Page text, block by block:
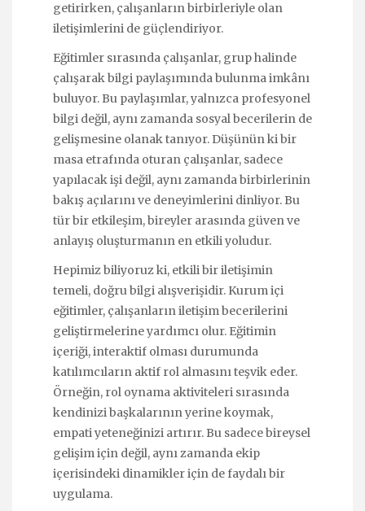
getirirken, çalışanların birbirleriyle olan
iletişimlerini de güçlendiriyor.
Eğitimler sırasında çalışanlar, grup halinde
çalışarak bilgi paylaşımında bulunma imkânı
buluyor. Bu paylaşımlar, yalnızca profesyonel
bilgi değil, aynı zamanda sosyal becerilerin de
gelişmesine olanak tanıyor. Düşünün ki bir
masa etrafında oturan çalışanlar, sadece
yapılacak işi değil, aynı zamanda birbirlerinin
bakış açılarını ve deneyimlerini dinliyor. Bu
tür bir etkileşim, bireyler arasında güven ve
anlayış oluşturmanın en etkili yoludur.
Hepimiz biliyoruz ki, etkili bir iletişimin
temeli, doğru bilgi alışverişidir. Kurum içi
eğitimler, çalışanların iletişim becerilerini
geliştirmelerine yardımcı olur. Eğitimin
içeriği, interaktif olması durumunda
katılımcıların aktif rol almasını teşvik eder.
Örneğin, rol oynama aktiviteleri sırasında
kendinizi başkalarının yerine koymak,
empati yeteneğinizi artırır. Bu sadece bireysel
gelişim için değil, aynı zamanda ekip
içerisindeki dinamikler için de faydalı bir
uygulama.